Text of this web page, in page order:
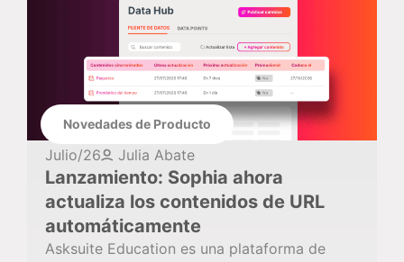
Novedades de Producto
Julio/26 Julia Abate
Lanzamiento: Sophia ahora
actualiza los contenidos de URL
automáticamente
Asksuite Education es una plataforma de